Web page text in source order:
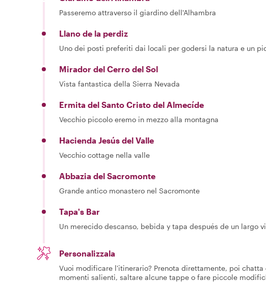
Passeremo attraverso il giardino dell'Alhambra
Llano de la perdiz
Uno dei posti preferiti dai locali per godersi la natura e un
Mirador del Cerro del Sol
Vista fantastica della Sierra Nevada
Ermita del Santo Cristo del Almecíde
Vecchio piccolo eremo in mezzo alla montagna
Hacienda Jesús del Valle
Vecchio cottage nella valle
Abbazia del Sacromonte
Grande antico monastero nel Sacromonte
Tapa's Bar
Un merecido descanso, bebida y tapa después de un largo
Personalizzala
Vuoi modificare l'itinerario? Prenota direttamente, poi
momenti salienti, saltare alcune tappe o fare piccole